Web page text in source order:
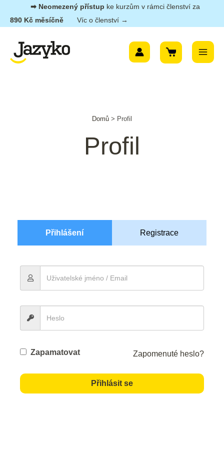
Přeskočit➡︎ Neomezený přístup ke kurzům v rámci členství za
890 Kč měsíčně
Víc o členství →
Menu
Domů > Profil
Profil
Přihlášení Registrace
Zapamatovat Zapomenuté heslo?
Přihlásit se